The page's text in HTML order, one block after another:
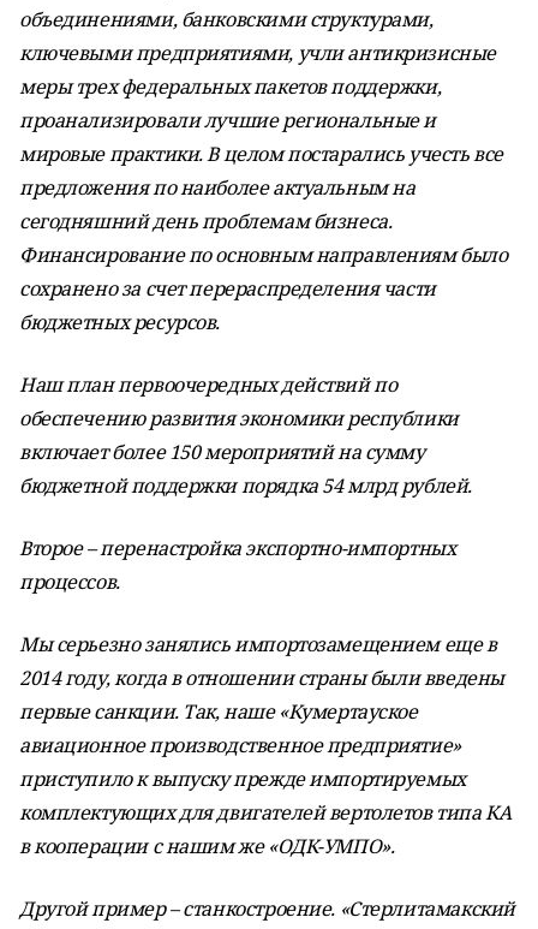
объединениями, банковскими структурами,
ключевыми предприятиями, учли антикризисные
меры трех федеральных пакетов поддержки,
проанализировали лучшие региональные и
мировые практики. В целом постарались учесть все
предложения по наиболее актуальным на
сегодняшний день проблемам бизнеса.
Финансирование по основным направлениям было
сохранено за счет перераспределения части
бюджетных ресурсов.
Наш план первоочередных действий по
обеспечению развития экономики республики
включает более 150 мероприятий на сумму
бюджетной поддержки порядка 54 млрд рублей.
Второе – перенастройка экспортно-импортных
процессов.
Мы серьезно занялись импортозамещением еще в
2014 году, когда в отношении страны были введены
первые санкции. Так, наше «Кумертауское
авиационное производственное предприятие»
приступило к выпуску прежде импортируемых
комплектующих для двигателей вертолетов типа КА
в кооперации с нашим же «ОДК-УМПО».
Другой пример – станкостроение. «Стерлитамакский